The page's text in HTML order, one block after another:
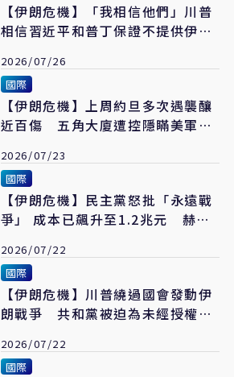
【伊朗危機】「我相信他們」川普
相信習近平和普丁保證不提供伊朗
2026/07/26
國際
【伊朗危機】上周約旦多次遇襲釀
近百傷 五角大廈遭控隱瞞美軍傷
2026/07/23
國際
【伊朗危機】民主黨怒批「永遠戰
爭」 成本已飆升至1.2兆元 赫格
2026/07/22
國際
【伊朗危機】川普繞過國會發動伊
朗戰爭 共和黨被迫為未經授權戰
2026/07/22
國際